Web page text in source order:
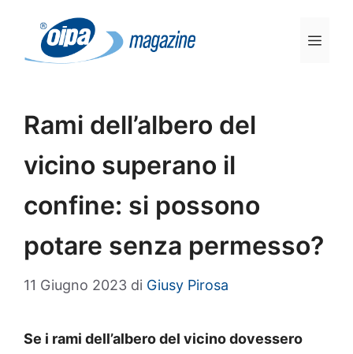
contenuto
Rami dell’albero del
vicino superano il
confine: si possono
potare senza permesso?
11 Giugno 2023 di Giusy Pirosa
Se i rami dell’albero del vicino dovessero